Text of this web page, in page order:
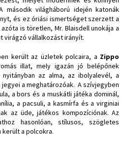
második világháború idején katonák
és ez óriási ismertséget szerzett a
is töretlen, Mr. Blaisdell unokája a
virágzó vállalkozást irányít.
került az üzletek polcaira, a Zippo
illat, mely igazán jó belépőnek
az alma, az ibolyalevél, a
a meghatározóak. A szívjegyben
a bors és a muskátli játéka dominál,
a pacsuli, a kasmírfa és a virginiai
az üde, játékos kompozíciónak. Az
hasonlóan, stílusos, szögletes
a polcokra.